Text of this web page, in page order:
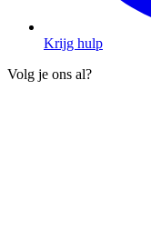
Krijg hulp
Volg je ons al?